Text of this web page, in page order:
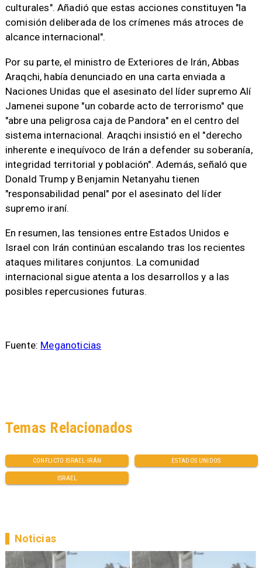
culturales". Añadió que estas acciones constituyen "la
comisión deliberada de los crímenes más atroces de
alcance internacional".
Por su parte, el ministro de Exteriores de Irán, Abbas
Araqchi, había denunciado en una carta enviada a
Naciones Unidas que el asesinato del líder supremo Alí
Jamenei supone "un cobarde acto de terrorismo" que
"abre una peligrosa caja de Pandora" en el centro del
sistema internacional. Araqchi insistió en el "derecho
inherente e inequívoco de Irán a defender su soberanía,
integridad territorial y población". Además, señaló que
Donald Trump y Benjamin Netanyahu tienen
"responsabilidad penal" por el asesinato del líder
supremo iraní.
En resumen, las tensiones entre Estados Unidos e
Israel con Irán continúan escalando tras los recientes
ataques militares conjuntos. La comunidad
internacional sigue atenta a los desarrollos y a las
posibles repercusiones futuras.
Fuente: Meganoticias
CONFLICTO ISRAEL-IRÁN ESTADOS UNIDOS
ISRAEL
Temas Relacionados
Noticias